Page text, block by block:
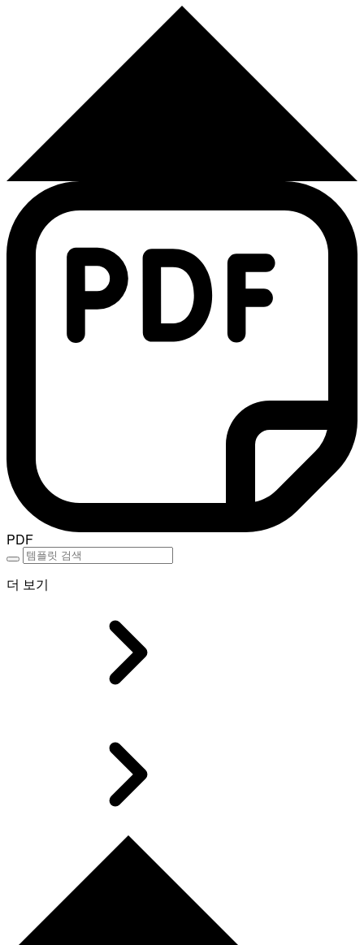
PDF
더 보기